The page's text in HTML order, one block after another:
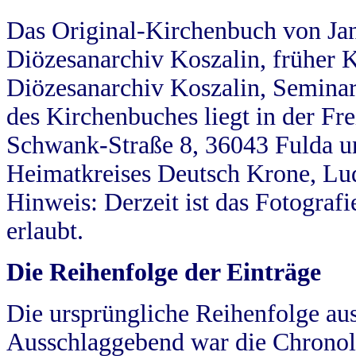
Das Original-Kirchenbuch von
Diözesanarchiv Koszalin, früher
Diözesanarchiv Koszalin,
des Kirchenbuches liegt in der
Schwank-Straße 8, 36043 Fulda
Heimatkreises Deutsch Krone,
Hinweis: Derzeit ist das
erlaubt.
Die Reihenfolge der Einträge
Die ursprüngliche Reihenfolge
Ausschlaggebend war die